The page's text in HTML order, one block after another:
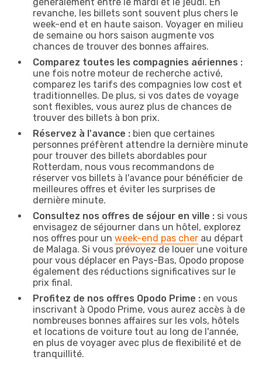
revanche, les billets sont souvent plus chers le
week-end et en haute saison. Voyager en milieu
de semaine ou hors saison augmente vos
chances de trouver des bonnes affaires.
Comparez toutes les compagnies aériennes :
une fois notre moteur de recherche activé,
comparez les tarifs des compagnies low cost et
traditionnelles. De plus, si vos dates de voyage
sont flexibles, vous aurez plus de chances de
trouver des billets à bon prix.
Réservez à l'avance : bien que certaines
personnes préfèrent attendre la dernière minute
pour trouver des billets abordables pour
Rotterdam, nous vous recommandons de
réserver vos billets à l'avance pour bénéficier de
meilleures offres et éviter les surprises de
dernière minute.
Consultez nos offres de séjour en ville : si vous
envisagez de séjourner dans un hôtel, explorez
nos offres pour un week-end pas cher au départ
de Malaga. Si vous prévoyez de louer une voiture
pour vous déplacer en Pays-Bas, Opodo propose
également des réductions significatives sur le
prix final.
Profitez de nos offres Opodo Prime : en vous
inscrivant à Opodo Prime, vous aurez accès à de
nombreuses bonnes affaires sur les vols, hôtels
et locations de voiture tout au long de l'année,
en plus de voyager avec plus de flexibilité et de
tranquillité.